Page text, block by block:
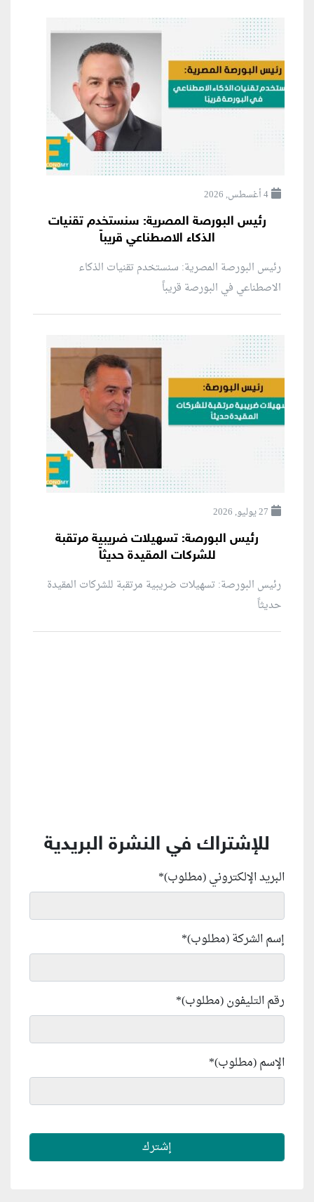
4 أغسطس, 2026
رئيس البورصة المصرية: سنستخدم تقنيات
الذكاء الاصطناعي قريباً
رئيس البورصة المصرية: سنستخدم تقنيات الذكاء
الاصطناعي في البورصة قريباً
27 يوليو, 2026
رئيس البورصة: تسهيلات ضريبية مرتقبة
للشركات المقيدة حديثاً
رئيس البورصة: تسهيلات ضريبية مرتقبة للشركات المقيدة
حديثاً
للإشتراك في النشرة البريدية
البريد الإلكتروني (مطلوب)*
إسم الشركة (مطلوب)*
رقم التليفون (مطلوب)*
الإسم (مطلوب)*